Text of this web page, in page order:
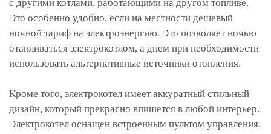
с другими котлами, работающими на другом топливе.
Это особенно удобно, если на местности дешевый
ночной тариф на электроэнергию. Это позволяет ночью
отапливаться электрокотлом, а днем при необходимости
использовать альтернативные источники отопления.
Кроме того, электрокотел имеет аккуратный стильный
дизайн, который прекрасно впишется в любой интерьер.
Электрокотел оснащен встроенным пультом управления.